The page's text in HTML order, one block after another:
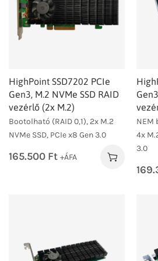
HighPoint SSD7202 PCIe
Gen3, M.2 NVMe SSD RAID
vezérlő (2x M.2)
Bootolható (RAID 0,1), 2x M.2
NVMe SSD, PCIe x8 Gen 3.0
165.500 Ft +ÁFA
NEM
4x
3.0